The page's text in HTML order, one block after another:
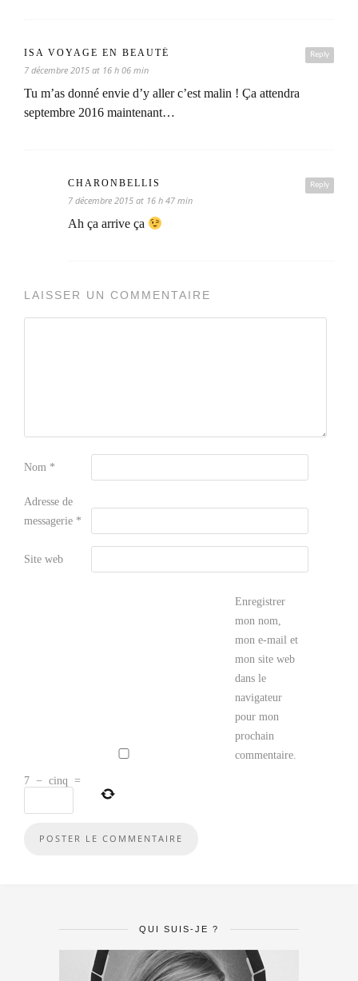
Reply
ISA VOYAGE EN BEAUTÉ
7 décembre 2015 at 16 h 06 min
Tu m’as donné envie d’y aller c’est malin ! Ça attendra
septembre 2016 maintenant…
Reply
CHARONBELLIS
7 décembre 2015 at 16 h 47 min
Ah ça arrive ça
LAISSER UN COMMENTAIRE
Nom *
Adresse de
messagerie *
Site web
Enregistrer
mon nom,
mon e-mail et
mon site web
dans le
navigateur
pour mon
prochain
commentaire.
7 − cinq =
QUI SUIS-JE ?